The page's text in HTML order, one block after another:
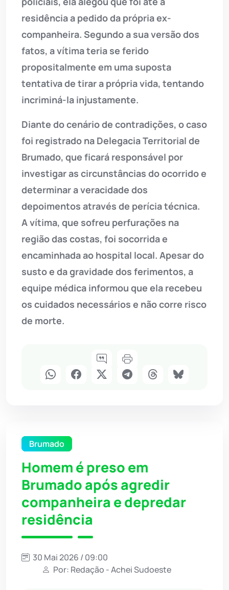
residência a pedido da própria ex-
companheira. Segundo a sua versão dos
fatos, a vítima teria se ferido
propositalmente em uma suposta
tentativa de tirar a própria vida, tentando
incriminá-la injustamente.
Diante do cenário de contradições, o caso
foi registrado na Delegacia Territorial de
Brumado, que ficará responsável por
investigar as circunstâncias do ocorrido e
determinar a veracidade dos
depoimentos através de perícia técnica.
A vítima, que sofreu perfurações na
região das costas, foi socorrida e
encaminhada ao hospital local. Apesar do
susto e da gravidade dos ferimentos, a
equipe médica informou que ela recebeu
os cuidados necessários e não corre risco
de morte.
Brumado
Homem é preso em
Brumado após agredir
companheira e depredar
residência
30 Mai 2026 / 09:00
Por: Redação - Achei Sudoeste